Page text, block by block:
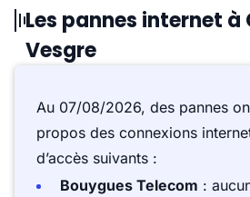
Les pannes internet
Vesgre
Au 07/08/2026, des pannes
propos des connexions
d’accès suivants :
Bouygues Telecom :